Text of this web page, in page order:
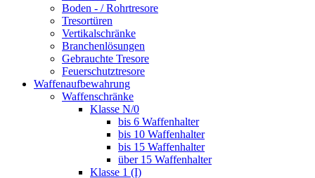
Boden - / Rohrtresore
Tresortüren
Vertikalschränke
Branchenlösungen
Gebrauchte Tresore
Feuerschutztresore
Waffenaufbewahrung
Waffenschränke
Klasse N/0
bis 6 Waffenhalter
bis 10 Waffenhalter
bis 15 Waffenhalter
über 15 Waffenhalter
Klasse 1 (I)